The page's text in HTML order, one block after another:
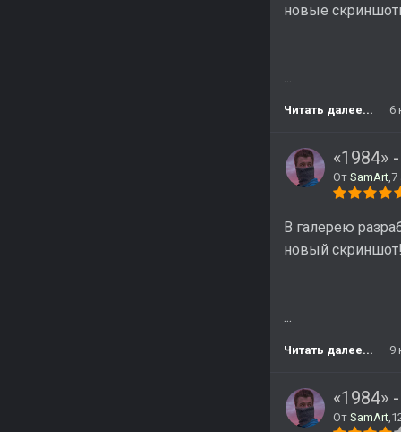
новые
...
Читать далее... 6
«1984»
От SamArt,7
В галерею
новый
...
Читать далее... 9
«1984»
От SamArt